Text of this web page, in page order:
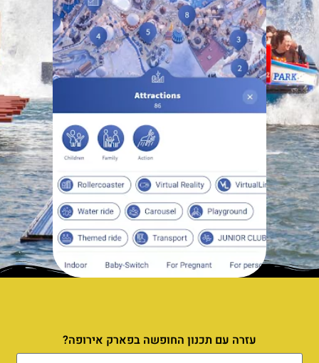
עזרה עם תכנון החופשה בפארק אירופה?